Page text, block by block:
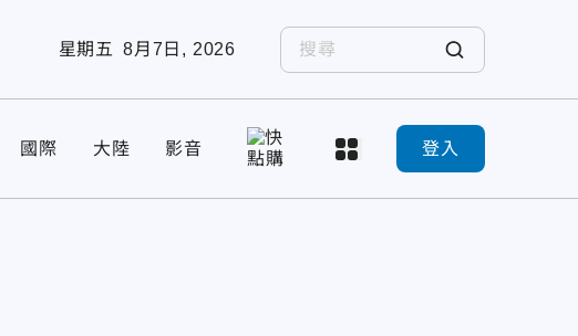
星期五 8月7日, 2026
國際 大陸 影音 登入